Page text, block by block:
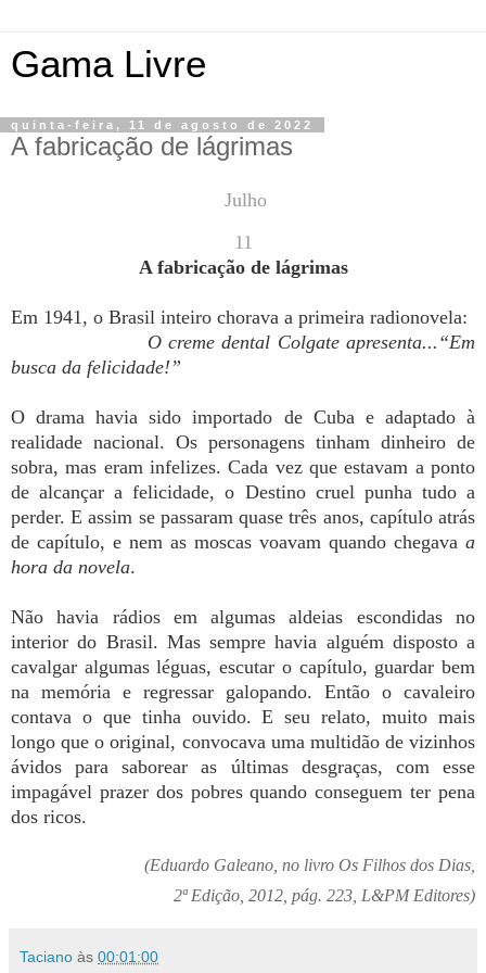
Gama Livre
quinta-feira, 11 de agosto de 2022
A fabricação de lágrimas
Julho
11
A fabricação de lágrimas
Em 1941, o Brasil inteiro chorava a primeira radionovela:
O creme dental Colgate apresenta... “Em
busca da felicidade!”
O drama havia sido importado de Cuba e adaptado à
realidade nacional. Os personagens tinham dinheiro de
sobra, mas eram infelizes. Cada vez que estavam a ponto
de alcançar a felicidade, o Destino cruel punha tudo a
perder. E assim se passaram quase três anos, capítulo atrás
de capítulo, e nem as moscas voavam quando chegava a
hora da novela.
Não havia rádios em algumas aldeias escondidas no
interior do Brasil. Mas sempre havia alguém disposto a
cavalgar algumas léguas, escutar o capítulo, guardar bem
na memória e regressar galopando. Então o cavaleiro
contava o que tinha ouvido. E seu relato, muito mais
longo que o original, convocava uma multidão de vizinhos
ávidos para saborear as últimas desgraças, com esse
impagável prazer dos pobres quando conseguem ter pena
dos ricos.
(Eduardo Galeano, no livro Os Filhos dos Dias,
2ª Edição, 2012, pág. 223, L&PM Editores)
Taciano às 00:01:00